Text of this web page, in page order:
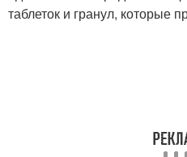
таблеток и гранул, которые